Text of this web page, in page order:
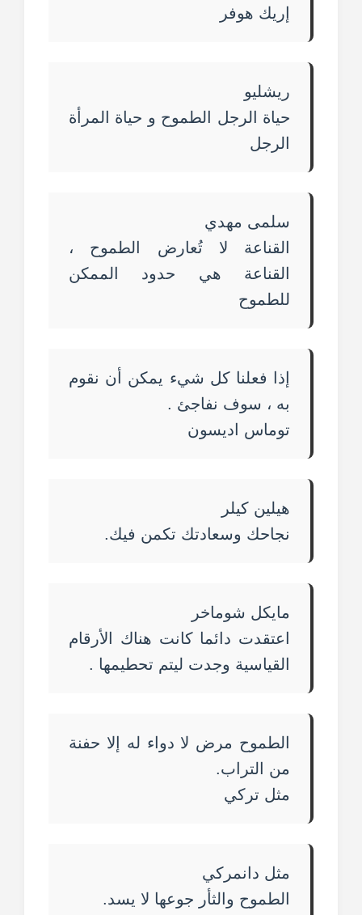
إريك هوفر
ريشليو
حياة الرجل الطموح و حياة المرأة
الرجل
سلمى مهدي
القناعة لا تُعارض الطموح ،
القناعة هي حدود الممكن
للطموح
إذا فعلنا كل شيء يمكن أن نقوم
به ، سوف نفاجئ .
توماس اديسون
هيلين كيلر
نجاحك وسعادتك تكمن فيك.
مايكل شوماخر
اعتقدت دائما كانت هناك الأرقام
القياسية وجدت ليتم تحطيمها .
الطموح مرض لا دواء له إلا حفنة
من التراب.
مثل تركي
مثل دانمركي
الطموح والثأر جوعها لا يسد.